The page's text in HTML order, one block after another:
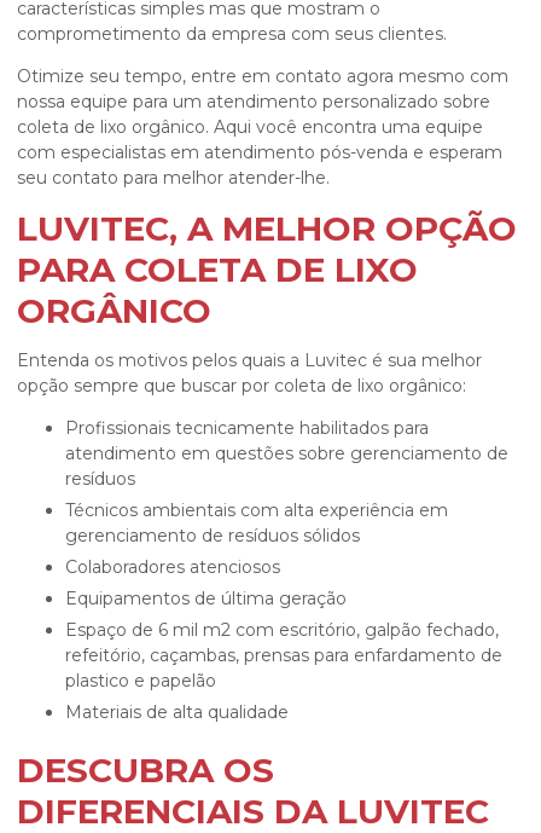
características simples mas que mostram o
comprometimento da empresa com seus clientes.
Otimize seu tempo, entre em contato agora mesmo com
nossa equipe para um atendimento personalizado sobre
coleta de lixo orgânico. Aqui você encontra uma equipe
com especialistas em atendimento pós-venda e esperam
seu contato para melhor atender-lhe.
LUVITEC, A MELHOR OPÇÃO
PARA COLETA DE LIXO
ORGÂNICO
Entenda os motivos pelos quais a Luvitec é sua melhor
opção sempre que buscar por coleta de lixo orgânico:
profissionais tecnicamente habilitados para
atendimento em questões sobre gerenciamento de
resíduos
técnicos ambientais com alta experiência em
gerenciamento de resíduos sólidos
colaboradores atenciosos
equipamentos de última geração
espaço de 6 mil m2 com escritório, galpão fechado,
refeitório, caçambas, prensas para enfardamento de
plastico e papelão
materiais de alta qualidade
DESCUBRA OS
DIFERENCIAIS DA LUVITEC